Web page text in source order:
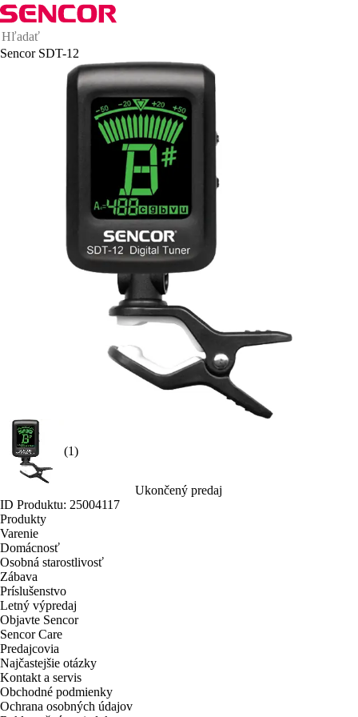
Sencor SDT-12
(1)
Ukončený predaj
ID Produktu: 25004117
Produkty
Varenie
Domácnosť
Osobná starostlivosť
Zábava
Príslušenstvo
Letný výpredaj
Objavte Sencor
Sencor Care
Predajcovia
Najčastejšie otázky
Kontakt a servis
Obchodné podmienky
Ochrana osobných údajov